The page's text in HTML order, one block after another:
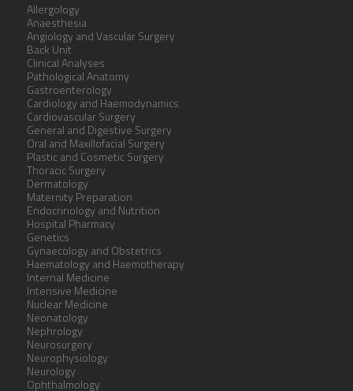
Allergology
Anaesthesia
Angiology and Vascular Surgery
Back Unit
Clinical Analyses
Pathological Anatomy
Gastroenterology
Cardiology and Haemodynamics
Cardiovascular Surgery
General and Digestive Surgery
Oral and Maxillofacial Surgery
Plastic and Cosmetic Surgery
Thoracic Surgery
Dermatology
Maternity Preparation
Endocrinology and Nutrition
Hospital Pharmacy
Genetics
Gynaecology and Obstetrics
Haematology and Haemotherapy
Internal Medicine
Intensive Medicine
Nuclear Medicine
Neonatology
Nephrology
Neurosurgery
Neurophysiology
Neurology
Ophthalmology